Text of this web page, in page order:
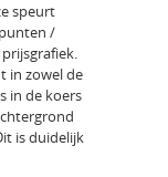
speurt
/
in zowel de
in de koers
is duidelijk